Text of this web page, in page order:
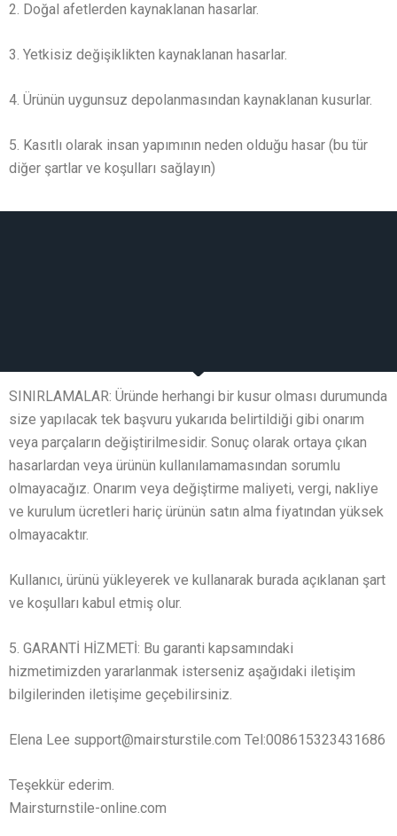
2. Doğal afetlerden kaynaklanan hasarlar.
3. Yetkisiz değişiklikten kaynaklanan hasarlar.
4. Ürünün uygunsuz depolanmasından kaynaklanan kusurlar.
5. Kasıtlı olarak insan yapımının neden olduğu hasar (bu tür
diğer şartlar ve koşulları sağlayın)
SINIRLAMALAR: Üründe herhangi bir kusur olması durumunda
size yapılacak tek başvuru yukarıda belirtildiği gibi onarım
veya parçaların değiştirilmesidir. Sonuç olarak ortaya çıkan
hasarlardan veya ürünün kullanılamamasından sorumlu
olmayacağız. Onarım veya değiştirme maliyeti, vergi, nakliye
ve kurulum ücretleri hariç ürünün satın alma fiyatından yüksek
olmayacaktır.
Kullanıcı, ürünü yükleyerek ve kullanarak burada açıklanan şart
ve koşulları kabul etmiş olur.
5. GARANTİ HİZMETİ: Bu garanti kapsamındaki
hizmetimizden yararlanmak isterseniz aşağıdaki iletişim
bilgilerinden iletişime geçebilirsiniz.
Elena Lee support@mairsturstile.com Tel:008615323431686
Teşekkür ederim.
Mairsturnstile-online.com